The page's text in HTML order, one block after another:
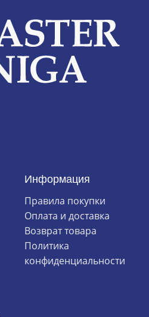
Информация
Правила покупки
Оплата и доставка
Возврат товара
Политика
конфиденциальности